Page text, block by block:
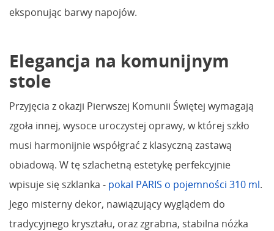
eksponując barwy napojów.
Elegancja na komunijnym
stole
Przyjęcia z okazji Pierwszej Komunii Świętej wymagają
zgoła innej, wysoce uroczystej oprawy, w której szkło
musi harmonijnie współgrać z klasyczną zastawą
obiadową. W tę szlachetną estetykę perfekcyjnie
wpisuje się szklanka - pokal PARIS o pojemności 310 ml.
Jego misterny dekor, nawiązujący wyglądem do
tradycyjnego kryształu, oraz zgrabna, stabilna nóżka